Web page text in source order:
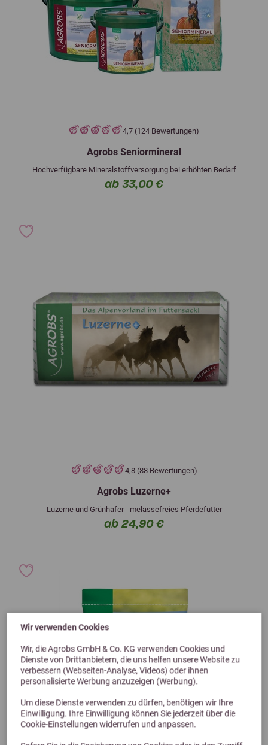
Wir verwenden Cookies
Wir, die Agrobs GmbH & Co. KG verwenden Cookies und
Dienste von Drittanbietern, die uns helfen unsere Website zu
verbessern (Webseiten-Analyse, Videos) oder ihnen
personalisierte Werbung anzuzeigen (Werbung).
Um diese Dienste verwenden zu dürfen, benötigen wir Ihre
Einwilligung. Ihre Einwilligung können Sie jederzeit über die
Cookie-Einstellungen widerrufen und anpassen.
4,7 (124 Bewertungen)
Agrobs Seniormineral
Hochverfügbare Mineralstoffversorgung bei erhöhten Bedarf
ab 33,00 €
4,8 (88 Bewertungen)
Agrobs Luzerne+
Luzerne und Grünhafer - melassefreies Pferdefutter
ab 24,90 €